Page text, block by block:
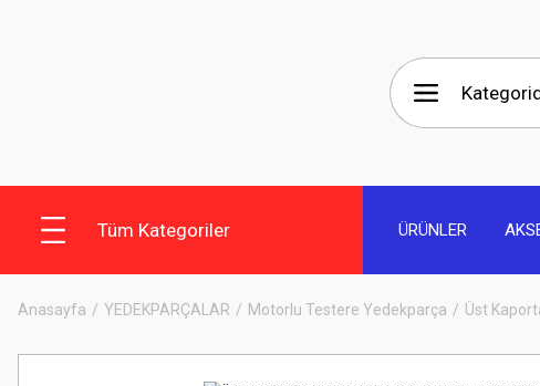
Tüm Kategoriler ÜRÜNLER
Anasayfa YEDEKPARÇALAR Motorlu Testere Yedekparça Üst